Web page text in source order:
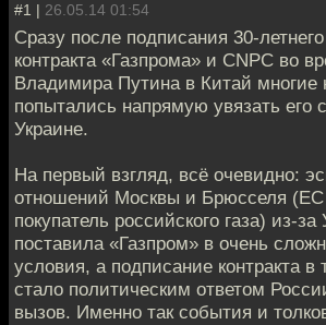
#1 | 26.05.14 01:54
Сразу после подписания 30-летнего
контракта «Газпрома» и CNPC во
Владимира Путина в Китай многие
попытались напрямую увязать его
Украине.
На первый взгляд, всё очевидно:
отношений Москвы и Брюсселя
покупатель российского газа) из-за
поставила «Газпром» в очень
условия, а подписание контракта в
стало политическим ответом
вызов. Именно так события и